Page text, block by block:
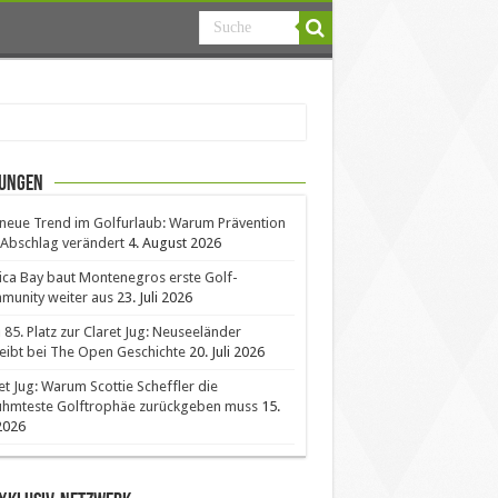
Trend im Golfurlaub: Warum Prävention
verändert 4. August 2026
Bay baut Montenegros erste Golf-
weiter aus 23. Juli 2026
85. Platz zur Claret Jug: Neuseeländer
bei The Open Geschichte 20. Juli 2026
Jug: Warum Scottie Scheffler die
Golftrophäe zurückgeben muss 15.